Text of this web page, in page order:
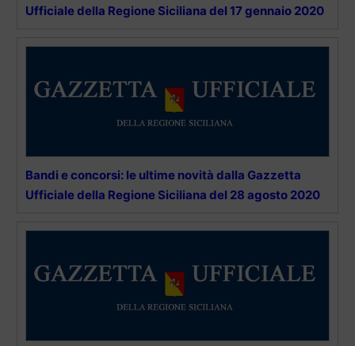
Ufficiale della Regione Siciliana del 17 gennaio 2020
Bandi e concorsi: le ultime novità dalla Gazzetta
Ufficiale della Regione Siciliana del 28 agosto 2020